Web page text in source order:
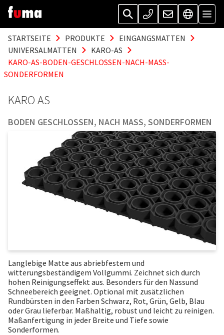
STARTSEITE PRODUKTE
EINGANGSMATTEN
UNIVERSALMATTEN
KARO-AS
KARO-AS-BODEN-GESCHLOSSEN-NACH-MASS-
SONDERFORMEN
KARO AS
BODEN GESCHLOSSEN, NACH MASS, SONDERFORMEN
Langlebige Matte aus abriebfestem und
witterungsbeständigem Vollgummi. Zeichnet sich durch
hohen Reinigungseffekt aus. Besonders für den Nassund
Schneebereich geeignet. Optional mit zusätzlichen
Rundbürsten in den Farben Schwarz, Rot, Grün, Gelb, Blau
oder Grau lieferbar. Maßhaltig, robust und leicht zu reinigen.
Maßanfertigung in jeder Breite und Tiefe sowie
Sonderformen.